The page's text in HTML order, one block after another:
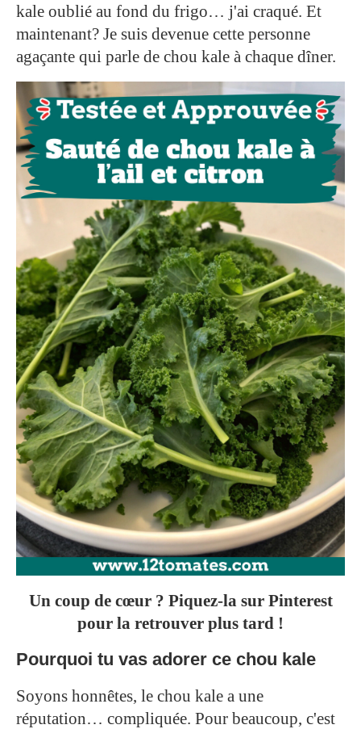
kale oublié au fond du frigo… j'ai craqué. Et
maintenant? Je suis devenue cette personne
agaçante qui parle de chou kale à chaque dîner.
Un coup de cœur ? Piquez-la sur Pinterest
pour la retrouver plus tard !
Pourquoi tu vas adorer ce chou kale
Soyons honnêtes, le chou kale a une
réputation… compliquée. Pour beaucoup, c'est